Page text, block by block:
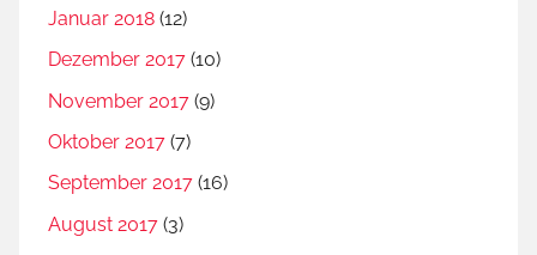
Januar 2018 (12)
Dezember 2017 (10)
November 2017 (9)
Oktober 2017 (7)
September 2017 (16)
August 2017 (3)